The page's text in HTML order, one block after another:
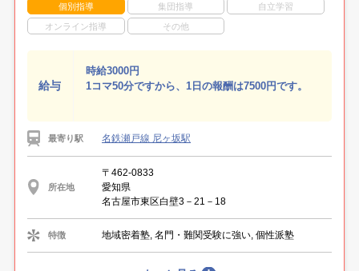
個別指導 集団指導 自立学習
オンライン指導 その他
給与
時給3000円
1コマ50分ですから、1日の報酬は7500円です。
最寄り駅 名鉄瀬戸線 尼ヶ坂駅
所在地
〒462-0833
愛知県
名古屋市東区白壁3－21－18
特徴 地域密着塾, 名門・難関受験に強い, 個性派塾